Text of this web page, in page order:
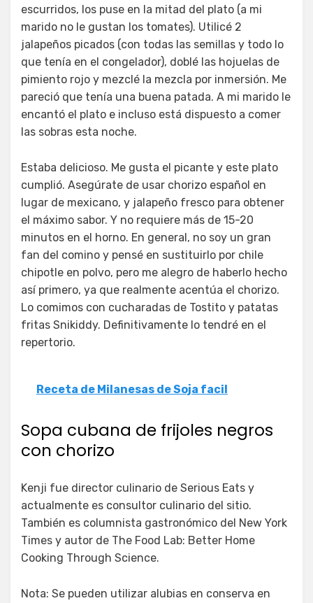
escurridos, los puse en la mitad del plato (a mi
marido no le gustan los tomates). Utilicé 2
jalapeños picados (con todas las semillas y todo lo
que tenía en el congelador), doblé las hojuelas de
pimiento rojo y mezclé la mezcla por inmersión. Me
pareció que tenía una buena patada. A mi marido le
encantó el plato e incluso está dispuesto a comer
las sobras esta noche.
Estaba delicioso. Me gusta el picante y este plato
cumplió. Asegúrate de usar chorizo español en
lugar de mexicano, y jalapeño fresco para obtener
el máximo sabor. Y no requiere más de 15-20
minutos en el horno. En general, no soy un gran
fan del comino y pensé en sustituirlo por chile
chipotle en polvo, pero me alegro de haberlo hecho
así primero, ya que realmente acentúa el chorizo.
Lo comimos con cucharadas de Tostito y patatas
fritas Snikiddy. Definitivamente lo tendré en el
repertorio.
Receta de Milanesas de Soja facil
Sopa cubana de frijoles negros
con chorizo
Kenji fue director culinario de Serious Eats y
actualmente es consultor culinario del sitio.
También es columnista gastronómico del New York
Times y autor de The Food Lab: Better Home
Cooking Through Science.
Nota: Se pueden utilizar alubias en conserva en